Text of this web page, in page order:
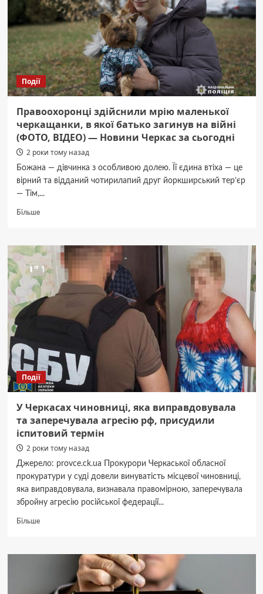
фото
Події
Правоохоронці здійснили мрію маленької
черкащанки, в якої батько загинув на війні
(ФОТО, ВІДЕО) — Новини Черкас за сьогодні
2 роки тому назад
Божана — дівчинка з особливою долею. Її єдина втіха — це
вірний та відданий чотирилапий друг йоркширський тер’єр
— Тім,...
БільшеДокладніше
здійснили
мрію
маленької
черкащанки,
в
якої
(ФОТО,
ВІДЕО)
—
Новини
за
сьогодні
Події
У Черкасах чиновниці, яка виправдовувала
та заперечувала агресію рф, присудили
іспитовий термін
2 роки тому назад
Джерело: provce.ck.ua Прокурори Черкаської обласної
прокуратури у суді довели винуватість місцевої чиновниці,
яка виправдовувала, визнавала правомірною, заперечувала
збройну агресію російської федерації...
БільшеДокладніше
Черкасах
виправдовувала